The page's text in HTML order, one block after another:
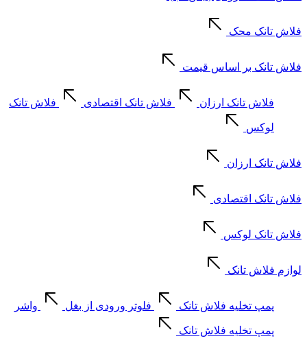
فلاش تانک محک
فلاش تانک بر اساس قیمت
فلاش تانک ارزان فلاش تانک اقتصادی فلاش تانک
لوکس
فلاش تانک ارزان
فلاش تانک اقتصادی
فلاش تانک لوکس
لوازم فلاش تانک
پمپ تخلیه فلاش تانک فلوتر ورودی از بغل واشر
پمپ تخلیه فلاش تانک